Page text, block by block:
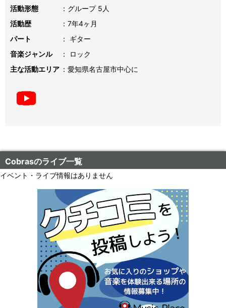
活動形態
グループ 5人
活動歴
7年4ヶ月
パート
ギター
音楽ジャンル
ロック
主な活動エリア
愛知県名古屋市中心に
Cobrasのライブ一覧
イベント・ライブ情報はありません